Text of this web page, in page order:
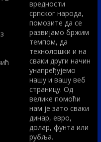
вредности
српског народа,
помозите да се
развијамо бржим
темпом, да
технолошки и на
сваки други начин
унапређујемо
нашу и вашу веб
страницу. Од
велике помоћи
нам је зато сваки
динар, евро,
долар, фунта или
рубља.